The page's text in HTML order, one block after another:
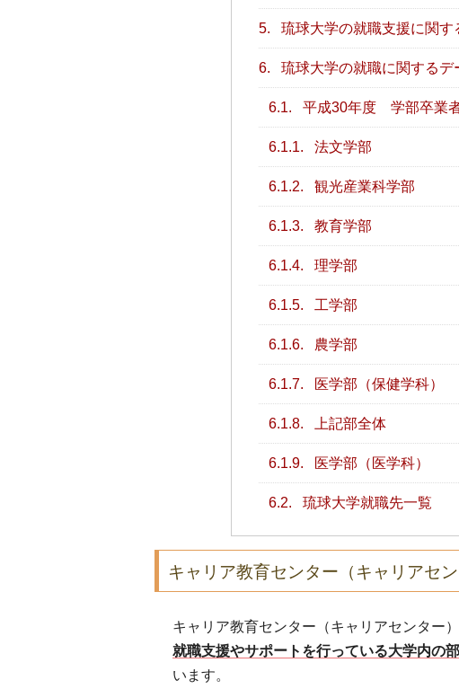
5. 琉球大学の就職支援に関す
6. 琉球大学の就職に関するデ
6.1. 平成30年度 学部卒業
6.1.1. 法文学部
6.1.2. 観光産業科学部
6.1.3. 教育学部
6.1.4. 理学部
6.1.5. 工学部
6.1.6. 農学部
6.1.7. 医学部（保健学科）
6.1.8. 上記部全体
6.1.9. 医学部（医学科）
6.2. 琉球大学就職先一覧
キャリア教育センター（キャリアセ
キャリア教育センター（キャリアセンター
就職支援やサポートを行っている大学内の
います。